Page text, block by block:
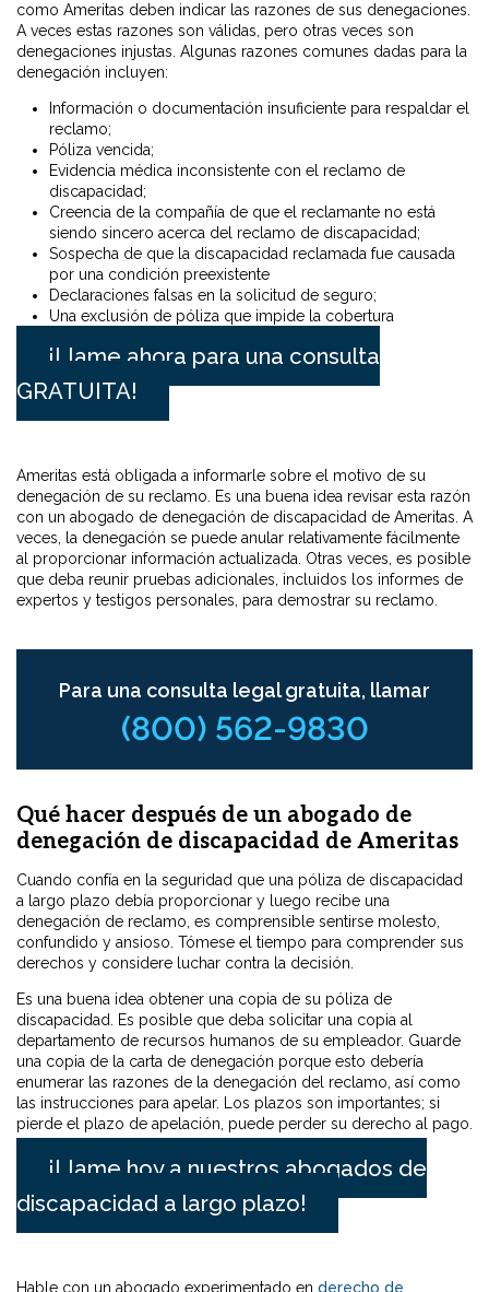
como Ameritas deben indicar las razones de sus denegaciones.
A veces estas razones son válidas, pero otras veces son
denegaciones injustas. Algunas razones comunes dadas para la
denegación incluyen:
Información o documentación insuficiente para respaldar el
reclamo;
Póliza vencida;
Evidencia médica inconsistente con el reclamo de
discapacidad;
Creencia de la compañía de que el reclamante no está
siendo sincero acerca del reclamo de discapacidad;
Sospecha de que la discapacidad reclamada fue causada
por una condición preexistente
Declaraciones falsas en la solicitud de seguro;
Una exclusión de póliza que impide la cobertura
¡Llame ahora para una consulta
GRATUITA!
Ameritas está obligada a informarle sobre el motivo de su
denegación de su reclamo. Es una buena idea revisar esta razón
con un abogado de denegación de discapacidad de Ameritas. A
veces, la denegación se puede anular relativamente fácilmente
al proporcionar información actualizada. Otras veces, es posible
que deba reunir pruebas adicionales, incluidos los informes de
expertos y testigos personales, para demostrar su reclamo.
Para una consulta legal gratuita, llamar
(800) 562-9830
Qué hacer después de un abogado de
denegación de discapacidad de Ameritas
Cuando confía en la seguridad que una póliza de discapacidad
a largo plazo debía proporcionar y luego recibe una
denegación de reclamo, es comprensible sentirse molesto,
confundido y ansioso. Tómese el tiempo para comprender sus
derechos y considere luchar contra la decisión.
Es una buena idea obtener una copia de su póliza de
discapacidad. Es posible que deba solicitar una copia al
departamento de recursos humanos de su empleador. Guarde
una copia de la carta de denegación porque esto debería
enumerar las razones de la denegación del reclamo, así como
las instrucciones para apelar. Los plazos son importantes; si
pierde el plazo de apelación, puede perder su derecho al pago.
¡Llame hoy a nuestros abogados de
discapacidad a largo plazo!
Hable con un abogado experimentado en derecho de